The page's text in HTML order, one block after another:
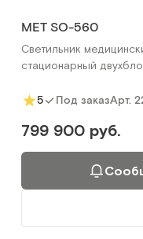
МЕТ SO-560
Светильник
стационарный
5 Под заказАрт.
799 900 руб.